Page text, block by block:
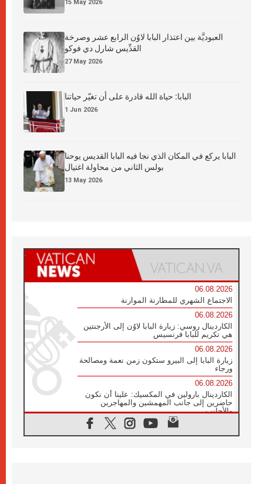
15 May 2026
العبوديَّة بين اعتذار البابا لاوُن الرابع عشر وصرخة
القدِّيس شارل دي فوكو
27 May 2026
البابا: حياة الله قادرة على أن تغيّر حياتنا
1 Jun 2026
البابا يركع في المكان الذي نجا فيه البابا القديس يوحنا
بولس الثاني من محاولة اغتيال
13 May 2026
06.08.2026
الاجتماع الشهري للمطارنة الموارنة
06.08.2026
الكاردينال روسي: زيارة البابا لاوُن إلى الأرجنتين
هي تكريم للبابا فرنسيس
06.08.2026
زيارة البابا إلى البيرو ستكون زمن نعمة ومصالحة
ورجاء
06.08.2026
الكاردينال بارولين في المكسيك: علينا أن نكون
حاضرين إلى جانب المهمشين والمهاجرين
والأجانب
البابا لاوُن الرابع عشر للشباب في أسيزي: